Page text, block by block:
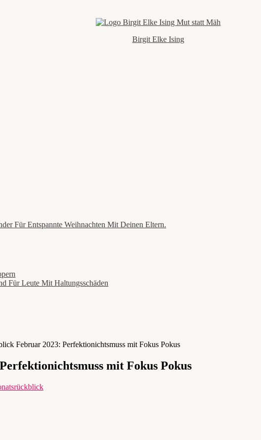
Birgit Elke Ising
Für Entspannte Weihnachten Mit Deinen Eltern.
Für Leute Mit Haltungsschäden
Februar 2023: Perfektionichtsmuss mit Fokus Pokus
mit Fokus Pokus